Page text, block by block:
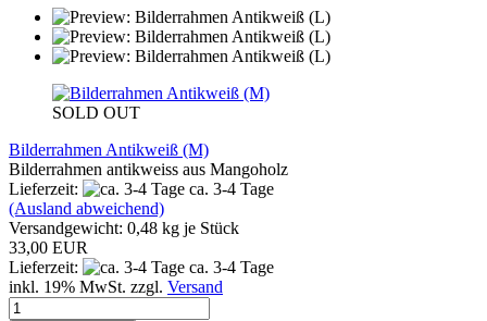
SOLD OUT
Bilderrahmen Antikweiß (M)
Bilderrahmen antikweiss aus Mangoholz
Lieferzeit:
ca. 3-4 Tage
(Ausland abweichend)
Versandgewicht: 0,48 kg je Stück
33,00 EUR
Lieferzeit:
ca. 3-4 Tage
inkl. 19% MwSt. zzgl. Versand